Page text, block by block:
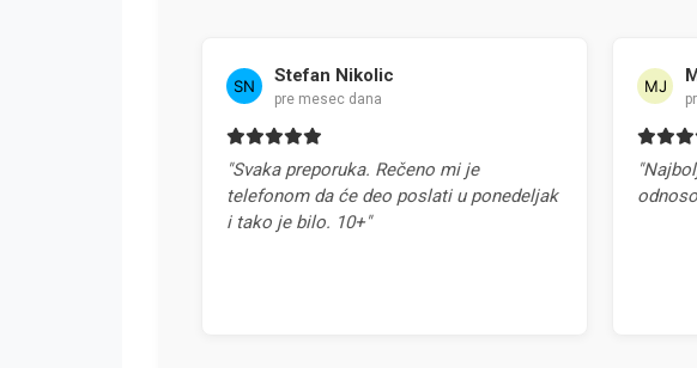
Stefan Nikolic
pre mesec dana
"Svaka preporuka. Rečeno mi je
telefonom da će deo poslati u ponedeljak
i tako je bilo. 10+"
Milan Jeremic
"Najbolja ponuda
odnosom cene i